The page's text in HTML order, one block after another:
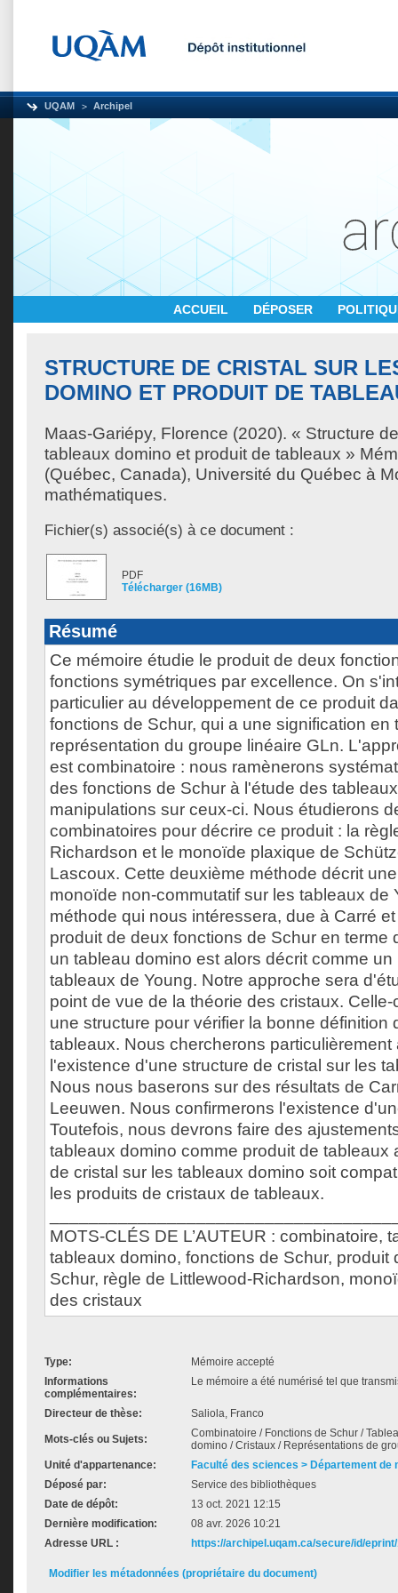
UQAM Archipel
ACCUEIL DÉPOSER
STRUCTURE DE CRISTAL SUR
DOMINO ET PRODUIT DE
Maas-Gariépy, Florence (2020). « Structure
tableaux domino et produit de tableaux »
(Québec, Canada), Université du Québec à
mathématiques.
Fichier(s) associé(s) à ce document :
PDF
Télécharger (16MB)
Résumé
Ce mémoire étudie le produit de deux
fonctions symétriques par excellence. On
particulier au développement de ce produit
fonctions de Schur, qui a une signification en
représentation du groupe linéaire GLn.
est combinatoire : nous ramènerons
des fonctions de Schur à l'étude des
manipulations sur ceux-ci. Nous étudierons
combinatoires pour décrire ce produit : la
Richardson et le monoïde plaxique de
Lascoux. Cette deuxième méthode décrit
monoïde non-commutatif sur les tableaux de
méthode qui nous intéressera, due à Carré
produit de deux fonctions de Schur en terme
un tableau domino est alors décrit comme
tableaux de Young. Notre approche sera
point de vue de la théorie des cristaux.
une structure pour vérifier la bonne définition
tableaux. Nous chercherons particulièrement
l'existence d'une structure de cristal sur les
Nous nous baserons sur des résultats de
Leeuwen. Nous confirmerons l'existence
Toutefois, nous devrons faire des
tableaux domino comme produit de tableaux
de cristal sur les tableaux domino soit
les produits de cristaux de tableaux.
MOTS-CLÉS DE L’AUTEUR : combinatoire,
tableaux domino, fonctions de Schur, produit
Schur, règle de Littlewood-Richardson,
des cristaux
Type:
Mémoire accepté
Informations
complémentaires:
Le mémoire a été numérisé tel que
Directeur de thèse: Saliola, Franco
Mots-clés ou Sujets:
Combinatoire / Fonctions de Schur /
domino / Cristaux / Représentations de
Unité d'appartenance:
Faculté des sciences > Département de
Déposé par:
Service des bibliothèques
Date de dépôt:
13 oct. 2021 12:15
Dernière modification:
08 avr. 2026 10:21
Adresse URL :
https://archipel.uqam.ca/secure/id/
Modifier les métadonnées (propriétaire du document)